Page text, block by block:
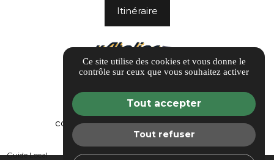
Itinéraire
Contact
contact@naturalglossconcept.com
05 40 25 27 59
Guide Local
Ce site utilise des cookies et vous donne le
contrôle sur ceux que vous souhaitez activer
Tout accepter
Tout refuser